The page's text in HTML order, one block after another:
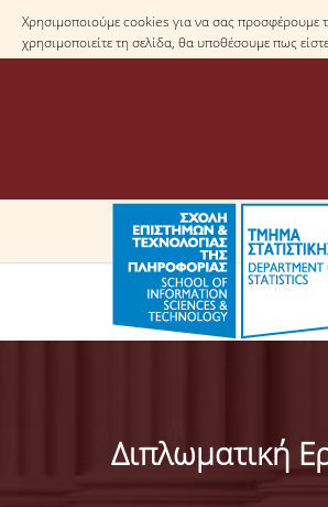
Χρησιμοποιούμε cookies για να σας προσφέρουμε
χρησιμοποιείτε τη σελίδα, θα υποθέσουμε πως
Διπλωματική